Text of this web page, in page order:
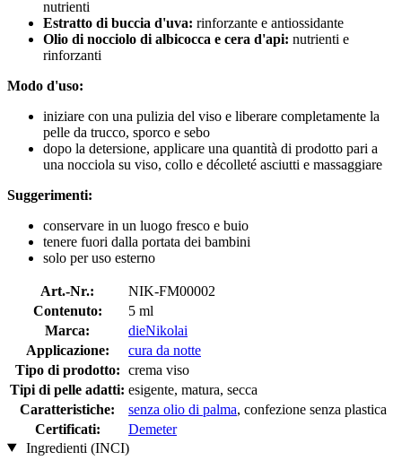
nutrienti
Estratto di buccia d'uva: rinforzante e antiossidante
Olio di nocciolo di albicocca e cera d'api: nutrienti e
rinforzanti
Modo d'uso:
iniziare con una pulizia del viso e liberare completamente la
pelle da trucco, sporco e sebo
dopo la detersione, applicare una quantità di prodotto pari a
una nocciola su viso, collo e décolleté asciutti e massaggiare
Suggerimenti:
conservare in un luogo fresco e buio
tenere fuori dalla portata dei bambini
solo per uso esterno
Art.-Nr.:
NIK-FM00002
Contenuto:
5 ml
Marca:
dieNikolai
Applicazione:
cura da notte
Tipo di prodotto: crema viso
Tipi di pelle adatti: esigente, matura, secca
Caratteristiche:
senza olio di palma, confezione senza plastica
Certificati:
Demeter
Ingredienti (INCI)